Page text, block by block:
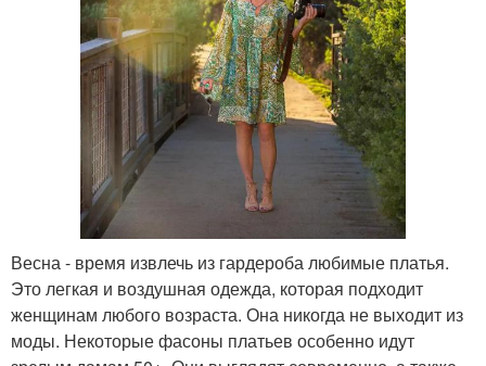
Весна - время извлечь из гардероба любимые платья.
Это легкая и воздушная одежда, которая подходит
женщинам любого возраста. Она никогда не выходит из
моды. Некоторые фасоны платьев особенно идут